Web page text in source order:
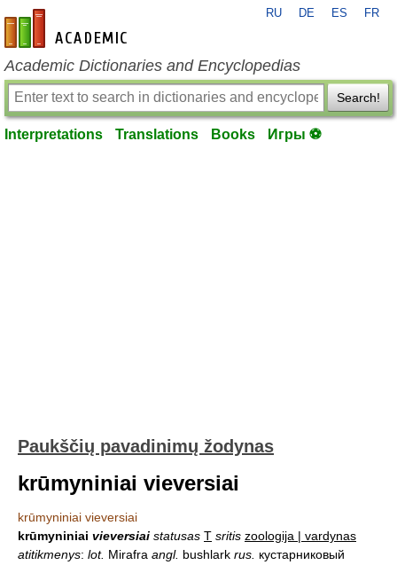
en-academic.com
RU DE ES FR
Academic Dictionaries and Encyclopedias
Search!
Interpretations Translations Books Игры ⚽
Paukščių pavadinimų žodynas
krūmyniniai vieversiai
krūmyniniai vieversiai
krūmyniniai vieversiai statusas T sritis zoologija | vardynas
atitikmenys: lot. Mirafra angl. bushlark rus. кустарниковый